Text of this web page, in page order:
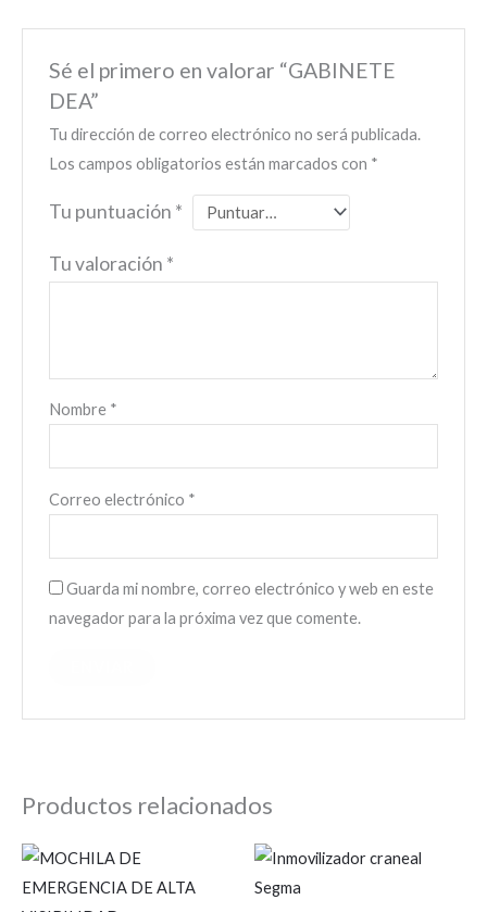
Sé el primero en valorar “GABINETE
DEA”
Tu dirección de correo electrónico no será publicada.
Los campos obligatorios están marcados con *
Tu puntuación *
Tu valoración *
Nombre *
Correo electrónico *
Guarda mi nombre, correo electrónico y web en este
navegador para la próxima vez que comente.
Productos relacionados